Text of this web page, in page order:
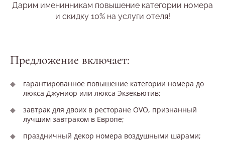
Дарим именинникам повышение категории номера
и скидку 10% на услуги отеля!
Предложение включает:
гарантированное повышение категории номера до
люкса Джуниор или люкса Экзекьютив;
завтрак для двоих в ресторане OVO, признанный
лучшим завтраком в Европе;
праздничный декор номера воздушными шарами;